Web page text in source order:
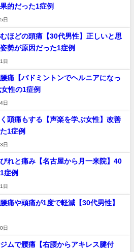
的だった1症例
日
ほどの頭痛【30代男性】正しいと思
勢が原因だった1症例
日
痛【バドミントンでヘルニアになっ
性の1症例
日
頭痛もする【声楽を学ぶ女性】改善
1症例
日
れと痛み【名古屋から月一来院】40
症例
日
痛や頭痛が1度で軽減【30代男性】
日
ムで腰痛【右腰からアキレス腱付